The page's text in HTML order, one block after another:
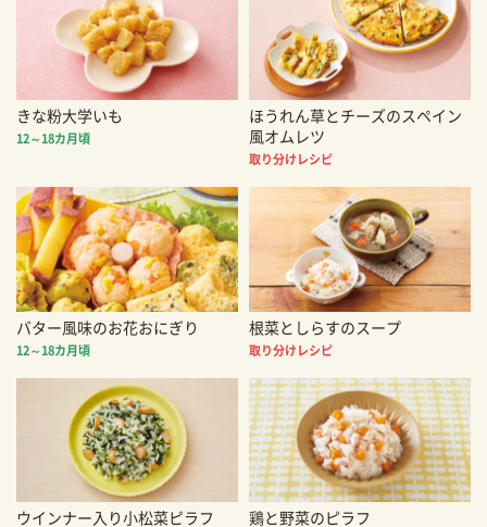
きな粉大学いも
12～18カ月頃
ほうれん草とチーズのスペイン
風オムレツ
取り分けレシピ
バター風味のお花おにぎり
12～18カ月頃
根菜としらすのスープ
取り分けレシピ
ウインナー入り小松菜ピラフ 鶏と野菜のピラフ